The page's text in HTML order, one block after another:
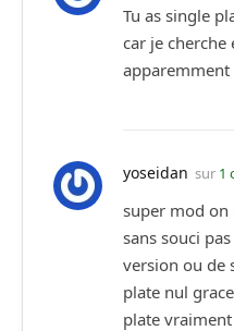
Tu as single
car je cherche
apparemment
yoseidan sur 1
super mod on
sans souci
version ou de
plate nul
plate